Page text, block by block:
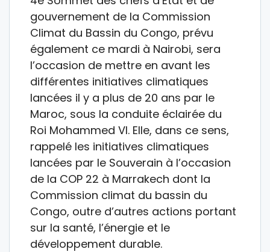
gouvernement de la Commission
Climat du Bassin du Congo, prévu
également ce mardi à Nairobi, sera
l’occasion de mettre en avant les
différentes initiatives climatiques
lancées il y a plus de 20 ans par le
Maroc, sous la conduite éclairée du
Roi Mohammed VI. Elle, dans ce sens,
rappelé les initiatives climatiques
lancées par le Souverain à l’occasion
de la COP 22 à Marrakech dont la
Commission climat du bassin du
Congo, outre d’autres actions portant
sur la santé, l’énergie et le
développement durable.